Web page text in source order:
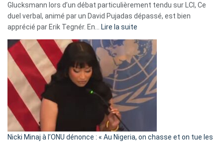
news
»
Glucksmann lors d’un débat particulièrement tendu sur LCI, Ce
duel verbal, animé par un David Pujadas dépassé, est bien
apprécié par Erik Tegnér. En…
Lire la suite
Tegnér
exulte
« Zemmour
a
tout
parle
Nicki Minaj à l’ONU dénonce : « Au Nigeria, on chasse et on tue les